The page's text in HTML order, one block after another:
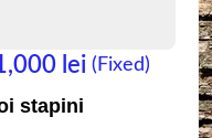
lei (Fixed)
stapini